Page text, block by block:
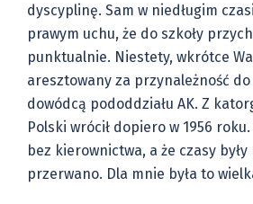
dyscyplinę. Sam w niedługim
prawym uchu, że do szkoły
punktualnie. Niestety, wkrótce
aresztowany za przynależność do
dowódcą pododdziału AK. Z
Polski wrócił dopiero w 1956 roku.
bez kierownictwa, a że czasy
przerwano. Dla mnie była to